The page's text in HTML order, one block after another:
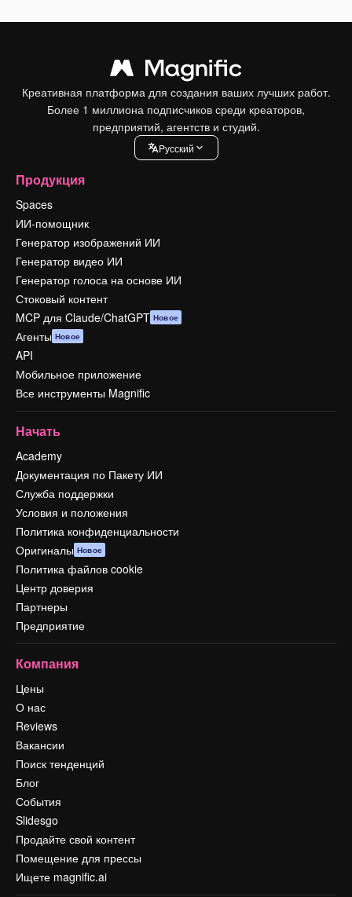
Креативная платформа для создания ваших лучших работ.
Более 1 миллиона подписчиков среди креаторов,
предприятий, агентств и студий.
Pусский
Продукция
Spaces
ИИ-помощник
Генератор изображений ИИ
Генератор видео ИИ
Генератор голоса на основе ИИ
Стоковый контент
MCP для Claude/ChatGPT Новое
Агенты Новое
API
Мобильное приложение
Все инструменты Magnific
Начать
Academy
Документация по Пакету ИИ
Служба поддержки
Условия и положения
Политика конфиденциальности
Оригиналы Новое
Политика файлов cookie
Центр доверия
Партнеры
Предприятие
Компания
Цены
О нас
Reviews
Вакансии
Поиск тенденций
Блог
События
Slidesgo
Продайте свой контент
Помещение для прессы
Ищете magnific.ai